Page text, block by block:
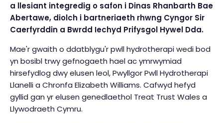
a llesiant integredig o safon i Dinas Rhanbarth Bae
Abertawe, diolch i bartneriaeth rhwng Cyngor Sir
Caerfyrddin a Bwrdd Iechyd Prifysgol Hywel Dda.
Mae'r gwaith o ddatblygu'r pwll hydrotherapi wedi bod
yn bosibl trwy gefnogaeth hael ac ymrwymiad
hirsefydlog dwy elusen leol, Pwyllgor Pwll Hydrotherapi
Llanelli a Chronfa Elizabeth Williams. Cafwyd hefyd
gyllid gan yr elusen genedlaethol Treat Trust Wales a
Llywodraeth Cymru.